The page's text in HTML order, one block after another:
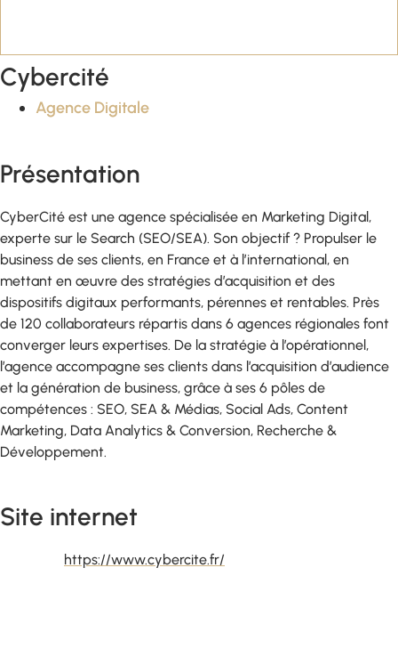
Cybercité
Agence Digitale
Présentation
CyberCité est une agence spécialisée en Marketing Digital,
experte sur le Search (SEO/SEA). Son objectif ? Propulser le
business de ses clients, en France et à l’international, en
mettant en œuvre des stratégies d’acquisition et des
dispositifs digitaux performants, pérennes et rentables. Près
de 120 collaborateurs répartis dans 6 agences régionales font
converger leurs expertises. De la stratégie à l’opérationnel,
l’agence accompagne ses clients dans l’acquisition d’audience
et la génération de business, grâce à ses 6 pôles de
compétences : SEO, SEA & Médias, Social Ads, Content
Marketing, Data Analytics & Conversion, Recherche &
Développement.
Site internet
https://www.cybercite.fr/